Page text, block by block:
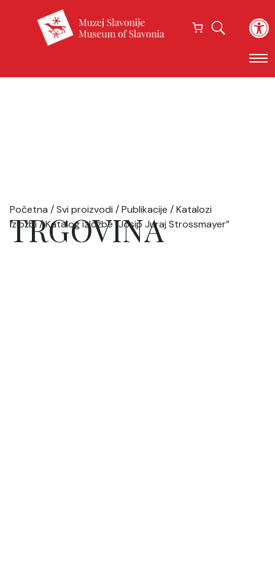
Početna /Svi proizvodi /Publikacije /Katalozi
izložbi/ Katalog izložbe “Josip Juraj Strossmayer”
TRGOVINA